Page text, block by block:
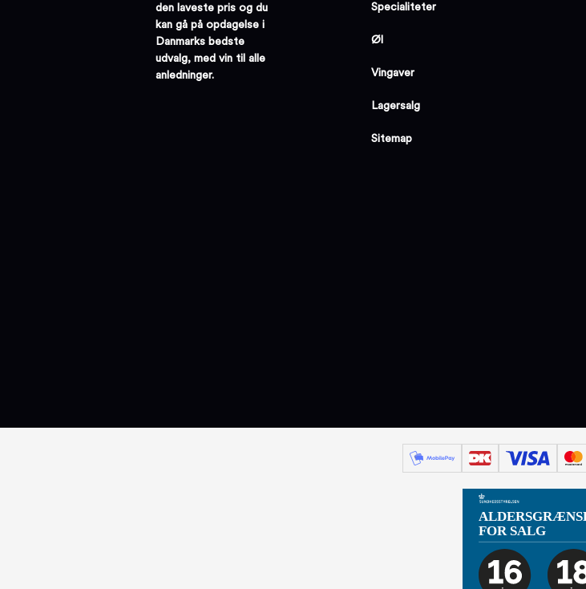
den laveste pris og du
kan gå på opdagelse i
Danmarks bedste
udvalg, med vin til alle
anledninger.
Specialiteter
Øl
Vingaver
Lagersalg
Sitemap